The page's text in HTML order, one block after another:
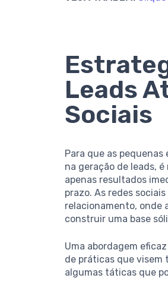
Leads
Sociais
Para que as
na geração de leads,
apenas resultados
prazo. As redes
relacionamento, onde
construir uma base
Uma abordagem
de práticas que visem
algumas táticas que